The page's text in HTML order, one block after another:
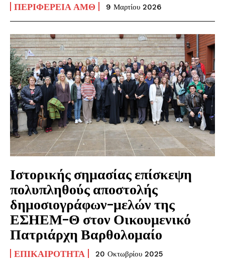
ΠΕΡΙΦΈΡΕΙΑ ΑΜΘ 9 Μαρτίου 2026
Ιστορικής σημασίας επίσκεψη
πολυπληθούς αποστολής
δημοσιογράφων-μελών της
ΕΣΗΕΜ-Θ στον Οικουμενικό
Πατριάρχη Βαρθολομαίο
ΕΠΙΚΑΙΡΌΤΗΤΑ 20 Οκτωβρίου 2025